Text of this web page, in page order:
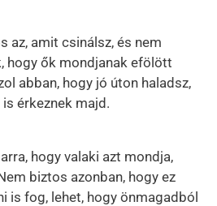
az, amit csinálsz, és nem
hogy ők mondjanak efölött
abban, hogy jó úton haladsz,
érkeznek majd.
hogy valaki azt mondja,
biztos azonban, hogy ez
is fog, lehet, hogy önmagadból